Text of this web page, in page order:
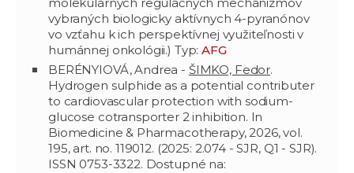
vybraných biologicky aktívnych 4-pyranónov
vo vzťahu k ich perspektívnej využiteľnosti v
humánnej onkológii.) Typ:AFG
BERÉNYIOVÁ, Andrea - ŠIMKO, Fedor.
Hydrogen sulphide as a potential contributer
to cardiovascular protection with sodium-
glucose cotransporter 2 inhibition. In
Biomedicine & Pharmacotherapy, 2026, vol.
195, art. no. 119012. (2025: 2.074 - SJR, Q1 - SJR).
ISSN 0753-3322. Dostupné na: